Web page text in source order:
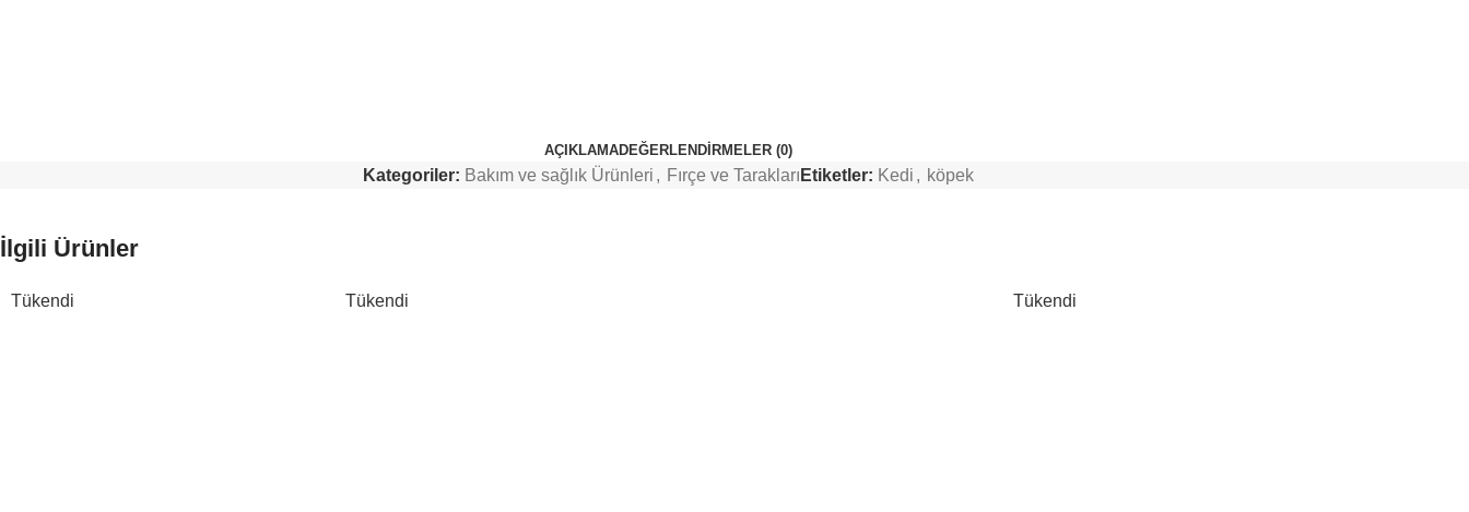
AÇIKLAMADEĞERLENDIRMELER (0)
Kategoriler: Bakım ve sağlık Ürünleri , Fırçe ve Tarakları Etiketler: Kedi , köpek
İlgili Ürünler
Tükendi Tükendi Tükendi